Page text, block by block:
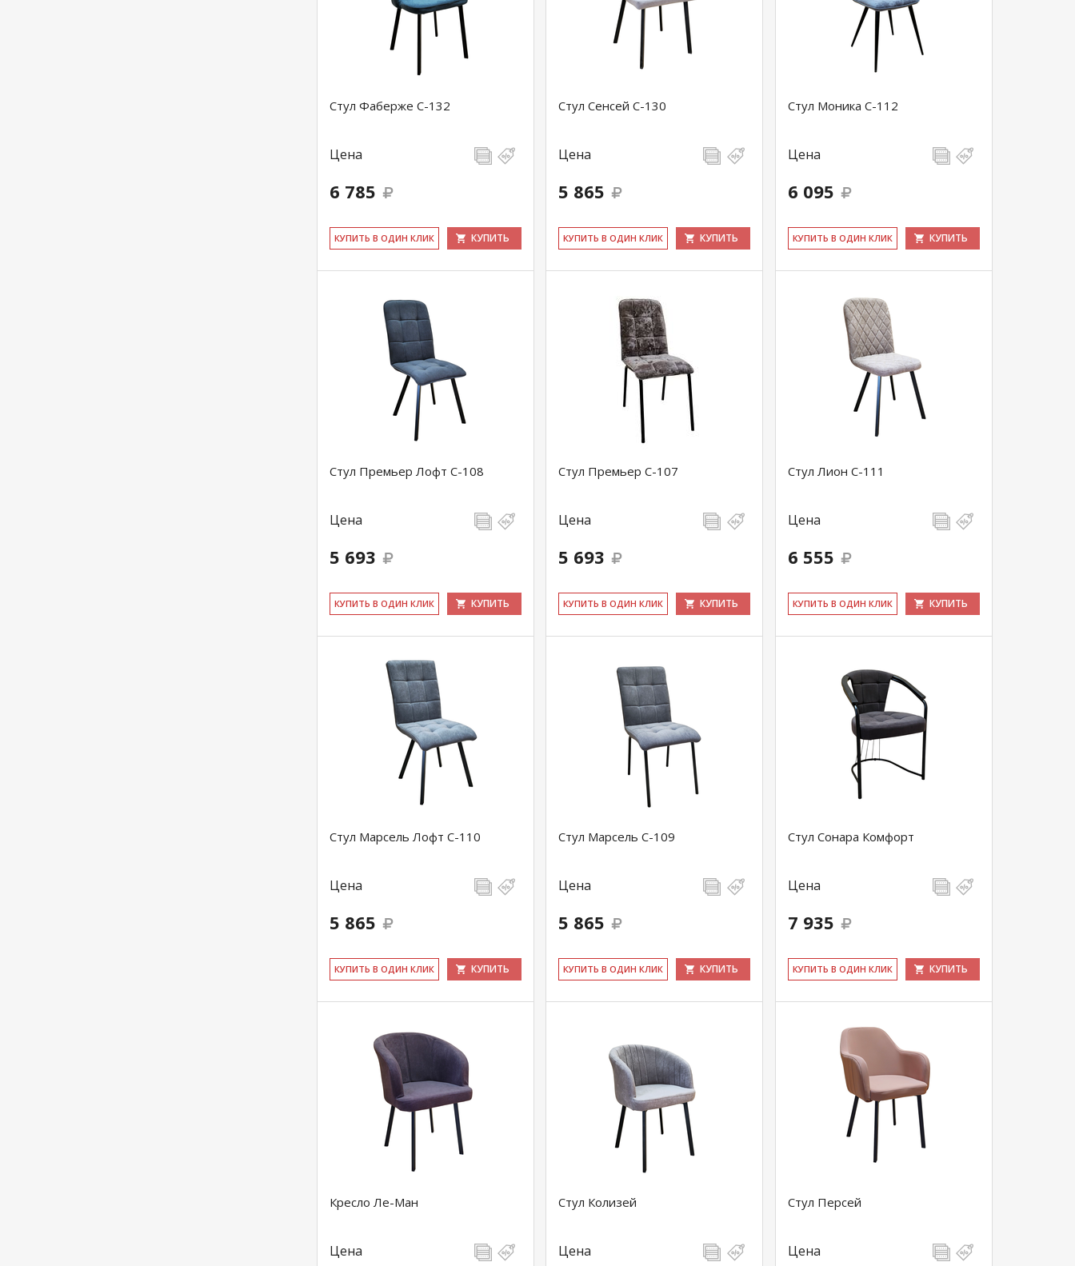
Стул Фаберже С-132
Цена
6 785
КУ­ПИТЬ В ОДИН КЛИК КУПИТЬ
Стул Сенсей С-130
Цена
5 865
КУ­ПИТЬ В ОДИН КЛИК КУПИТЬ
Стул Моника С-112
Цена
6 095
КУ­ПИТЬ В ОДИН КЛИК КУПИТЬ
Стул Премьер Лофт С-108
Цена
5 693
КУ­ПИТЬ В ОДИН КЛИК КУПИТЬ
Стул Премьер С-107
Цена
5 693
КУ­ПИТЬ В ОДИН КЛИК КУПИТЬ
Стул Лион С-111
Цена
6 555
КУ­ПИТЬ В ОДИН КЛИК КУПИТЬ
Стул Марсель Лофт С-110
Цена
5 865
КУ­ПИТЬ В ОДИН КЛИК КУПИТЬ
Стул Марсель С-109
Цена
5 865
КУ­ПИТЬ В ОДИН КЛИК КУПИТЬ
Стул Сонара Комфорт
Цена
7 935
КУ­ПИТЬ В ОДИН КЛИК КУПИТЬ
Кресло Ле-Ман
Цена
Стул Колизей
Цена
Стул Персей
Цена